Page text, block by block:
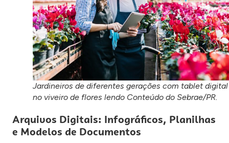
Jardineiros de diferentes gerações com tablet digital
no viveiro de flores lendo Conteúdo do Sebrae/PR.
Arquivos Digitais: Infográficos, Planilhas
e Modelos de Documentos